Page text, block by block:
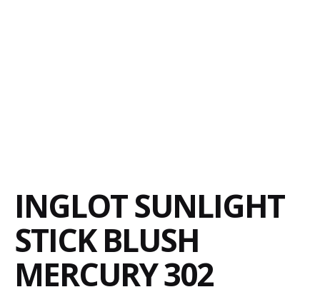
INGLOT SUNLIGHT
STICK BLUSH
MERCURY 302